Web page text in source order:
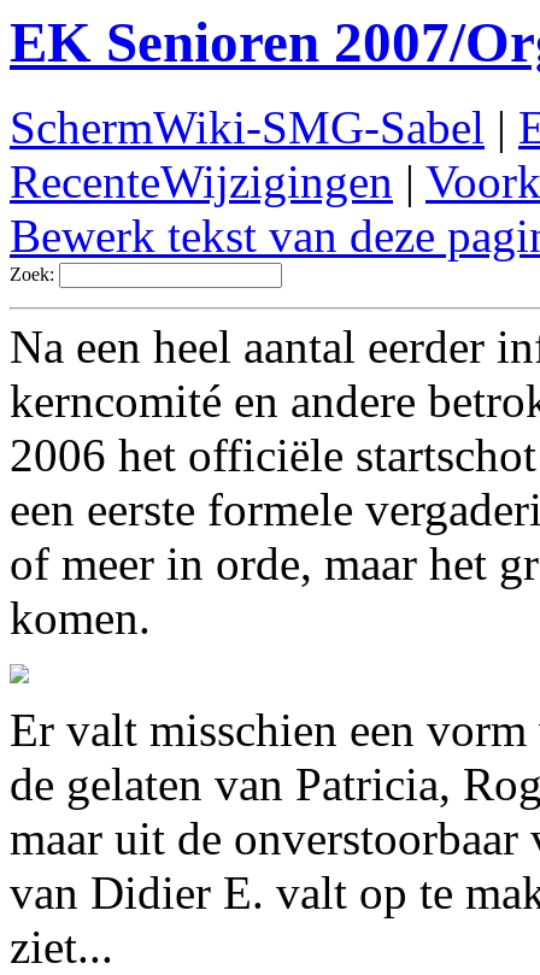
EK Senioren 2007/
SchermWiki-SMG-Sabel |
RecenteWijzigingen |
Bewerk tekst van deze
Zoek:
Na een heel aantal eerder
kerncomité en andere
2006 het officiële
een eerste formele
of meer in orde, maar het
komen.
Er valt misschien een
de gelaten van Patricia,
maar uit de
van Didier E. valt op te
ziet...